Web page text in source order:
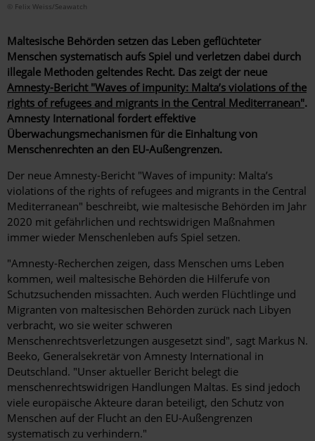
© Felix Weiss/Seawatch
Maltesische Behörden setzen das Leben geflüchteter
Menschen systematisch aufs Spiel und verletzen dabei durch
illegale Methoden geltendes Recht. Das zeigt der neue
Amnesty-Bericht "Waves of impunity: Malta’s violations of the
rights of refugees and migrants in the Central Mediterranean".
Amnesty International fordert effektive
Überwachungsmechanismen für die Einhaltung von
Menschenrechten an den EU-Außengrenzen.
Der neue Amnesty-Bericht "Waves of impunity: Malta’s
violations of the rights of refugees and migrants in the Central
Mediterranean" beschreibt, wie maltesische Behörden im Jahr
2020 mit gefährlichen und rechtswidrigen Maßnahmen
immer wieder Menschenleben aufs Spiel setzen.
"Amnesty-Recherchen zeigen, dass Menschen ums Leben
kommen, weil maltesische Behörden die Hilferufe von
Schutzsuchenden missachten. Auch werden Flüchtlinge und
Migranten von maltesischen Behörden zurück nach Libyen
verbracht, wo sie weiter schweren
Menschenrechtsverletzungen ausgesetzt sind", sagt Markus N.
Beeko, Generalsekretär von Amnesty International in
Deutschland. "Unser aktueller Bericht belegt die
menschenrechtswidrigen Handlungen Maltas. Es sind jedoch
viele europäische Akteure daran beteiligt, den Schutz von
Menschen auf der Flucht an den EU-Außengrenzen
systematisch zu verhindern."